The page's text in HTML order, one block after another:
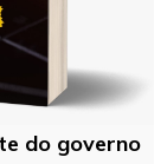
do governo